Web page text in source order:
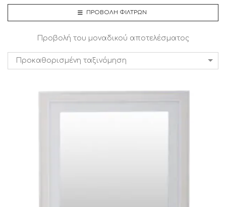
ΠΡΟΒΟΛΉ ΦΊΛΤΡΩΝ
Προβολή του μοναδικού αποτελέσματος
Προκαθορισμένη ταξινόμηση